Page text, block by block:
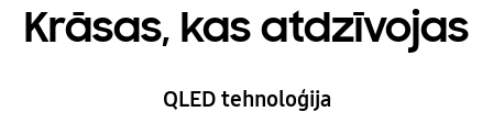
Krāsas, kas atdzīvojas
QLED tehnoloģija